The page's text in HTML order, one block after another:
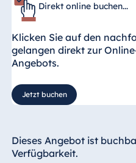
Direkt online buchen...
Klicken Sie auf den
gelangen direkt zur
Angebots.
Jetzt buchen
Dieses Angebot ist
Verfügbarkeit.